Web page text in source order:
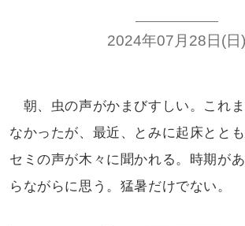
2024年07月28日(日)
朝、虫の声がかまびすしい。これ
なかったが、最近、とみに起床とと
セミの声が木々に聞かれる。時期が
らながらに思う。猛暑だけでない。